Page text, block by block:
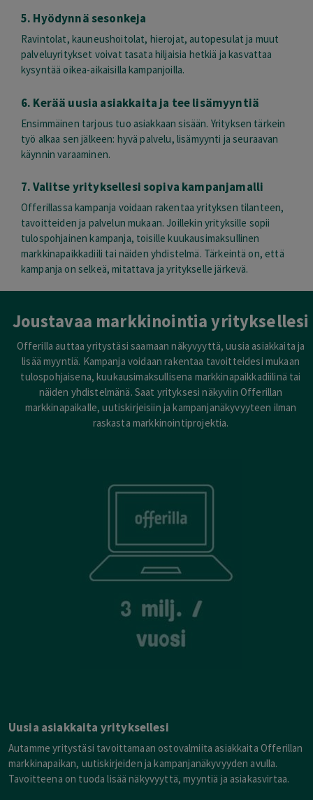
5. Hyödynnä sesonkeja
Ravintolat, kauneushoitolat, hierojat, autopesulat ja muut
palveluyritykset voivat tasata hiljaisia hetkiä ja kasvattaa
kysyntää oikea-aikaisilla kampanjoilla.
6. Kerää uusia asiakkaita ja tee lisämyyntiä
Ensimmäinen tarjous tuo asiakkaan sisään. Yrityksen tärkein
työ alkaa sen jälkeen: hyvä palvelu, lisämyynti ja seuraavan
käynnin varaaminen.
7. Valitse yrityksellesi sopiva kampanjamalli
Offerillassa kampanja voidaan rakentaa yrityksen tilanteen,
tavoitteiden ja palvelun mukaan. Joillekin yrityksille sopii
tulospohjainen kampanja, toisille kuukausimaksullinen
markkinapaikkadiili tai näiden yhdistelmä. Tärkeintä on, että
kampanja on selkeä, mitattava ja yritykselle järkevä.
Joustavaa markkinointia yrityksellesi
Offerilla auttaa yritystäsi saamaan näkyvyyttä, uusia asiakkaita ja
lisää myyntiä. Kampanja voidaan rakentaa tavoitteidesi mukaan
tulospohjaisena, kuukausimaksullisena markkinapaikkadiilinä tai
näiden yhdistelmänä. Saat yrityksesi näkyviin Offerillan
markkinapaikalle, uutiskirjeisiin ja kampanjanäkyvyyteen ilman
raskasta markkinointiprojektia.
Uusia asiakkaita yrityksellesi
Autamme yritystäsi tavoittamaan ostovalmiita asiakkaita Offerillan
markkinapaikan, uutiskirjeiden ja kampanjanäkyvyyden avulla.
Tavoitteena on tuoda lisää näkyvyyttä, myyntiä ja asiakasvirtaa.